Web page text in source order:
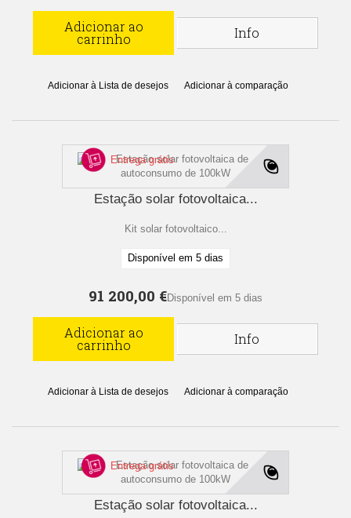
Adicionar ao
carrinho Info
Adicionar à Lista de desejos Adicionar à comparação
Entrega grátis
Estação solar fotovoltaica...
Kit solar fotovoltaico...
Disponível em 5 dias
91 200,00 €Disponível em 5 dias
Adicionar ao
carrinho Info
Adicionar à Lista de desejos Adicionar à comparação
Entrega grátis
Estação solar fotovoltaica...